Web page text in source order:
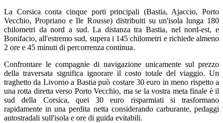
La Corsica conta cinque porti principali (Bastia, Ajaccio, Porto
Vecchio, Propriano e Ile Rousse) distribuiti su un'isola lunga 180
chilometri da nord a sud. La distanza tra Bastia, nel nord-est, e
Bonifacio, all'estremo sud, supera i 145 chilometri e richiede almeno
2 ore e 45 minuti di percorrenza continua.
Confrontare le compagnie di navigazione unicamente sul prezzo
della traversata significa ignorare il costo totale del viaggio. Un
traghetto da Livorno a Bastia può costare 30 euro in meno rispetto a
una rotta diretta verso Porto Vecchio, ma se la vostra meta finale è il
sud della Corsica, quei 30 euro risparmiati si trasformano
rapidamente in una perdita netta considerando carburante, pedaggi
autostradali sull'isola e ore di guida evitabili.